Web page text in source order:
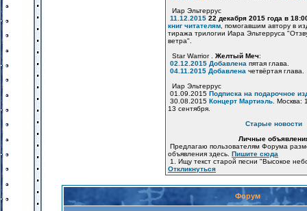
Иар Эльтеррус
11.12.2015 22 декабря 2015 года в
книг читателям , помогавшим автору в
тиража трилогии Иара Эльтерруса
ветра".
Star Warrior . Желтый Меч:
02.12.2015 Добавлена пятая глава.
04.11.2015 Добавлена четвёртая глава.
Иар Эльтеррус
01.09.2015 Подписка на подарочное
30.08.2015 Концерт Мартиэль . Москва:
13 сентября.
Старые новости
Личные
Предлагаю пользователям Форума
объявления здесь. Пишите сюда
1. Ищу текст старой песни "Высокое
Откликнуться
Форум